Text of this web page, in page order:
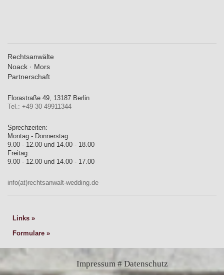
Rechtsanwälte
Noack · Mors
Partnerschaft
Florastraße 49, 13187 Berlin
Tel.: +49 30 49911344
Sprechzeiten:
Montag - Donnerstag:
9.00 - 12.00 und 14.00 - 18.00
Freitag:
9.00 - 12.00 und 14.00 - 17.00
info(at)rechtsanwalt-wedding.de
Links
Formulare
Impressum # Datenschutz